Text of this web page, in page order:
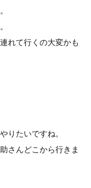
れて行くの大変かも
りたいですね。
さんどこから行きま